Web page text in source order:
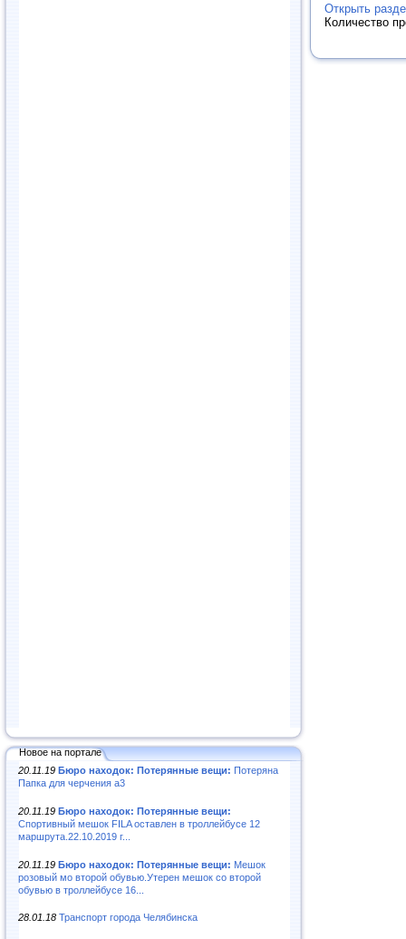
Новое на портале
20.11.19 Бюро находок: Потерянные вещи: Потеряна
Папка для черчения а3
20.11.19 Бюро находок: Потерянные вещи:
Спортивный мешок FILA оставлен в троллейбусе 12
маршрута.22.10.2019 г...
20.11.19 Бюро находок: Потерянные вещи: Мешок
розовый мо второй обувью.Утерен мешок со второй
обувью в троллейбусе 16...
28.01.18 Транспорт города Челябинска
Открыть
Количество